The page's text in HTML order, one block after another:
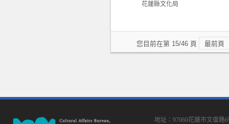
花蓮縣文化局
您目前在第 15/46 頁 最前頁
地址：97060花蓮市文復路